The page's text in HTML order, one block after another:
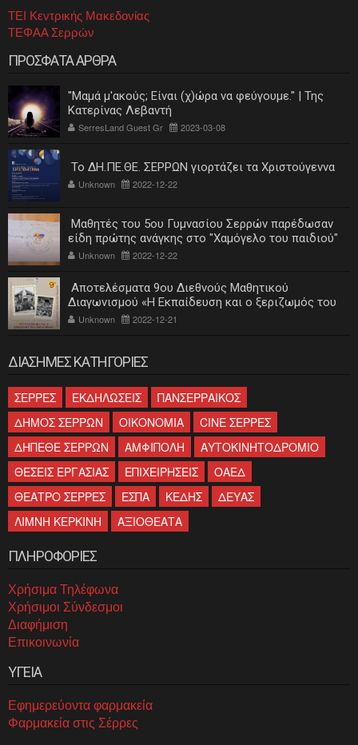
ΤΕΙ Κεντρικής Μακεδονίας
ΤΕΦΑΑ Σερρών
ΠΡΟΣΦΑΤΑ ΑΡΘΡΑ
"Μαμά μ'ακούς; Είναι (χ)ώρα να φεύγουμε." | Της
Κατερίνας Λεβαντή
SerresLand Guest Gr 2023-03-08
Το ΔΗ.ΠΕ.ΘΕ. ΣΕΡΡΩΝ γιορτάζει τα Χριστούγεννα
Unknown 2022-12-22
Μαθητές του 5ου Γυμνασίου Σερρών παρέδωσαν
είδη πρώτης ανάγκης στο "Χαμόγελο του παιδιού"
Unknown 2022-12-22
Αποτελέσματα 9ου Διεθνούς Μαθητικού
Διαγωνισμού «Η Εκπαίδευση και ο ξεριζωμός του
ελληνισμού»
Unknown 2022-12-21
ΔΙΑΣΗΜΕΣ ΚΑΤΗΓΟΡΙΕΣ
ΣΕΡΡΕΣ ΕΚΔΗΛΩΣΕΙΣ
ΠΑΝΣΕΡΡΑΙΚΟΣ
ΔΗΜΟΣ ΣΕΡΡΩΝ
ΟΙΚΟΝΟΜΙΑ
CINE ΣΕΡΡΕΣ
ΔΗΠΕΘΕ ΣΕΡΡΩΝ
ΑΜΦΙΠΟΛΗ
ΑΥΤΟΚΙΝΗΤΟΔΡΟΜΙΟ
ΘΕΣΕΙΣ ΕΡΓΑΣΙΑΣ
ΕΠΙΧΕΙΡΗΣΕΙΣ
ΟΑΕΔ
ΘΕΑΤΡΟ ΣΕΡΡΕΣ
ΕΣΠΑ ΚΕΔΗΣ
ΔΕΥΑΣ
ΛΙΜΝΗ ΚΕΡΚΙΝΗ
ΑΞΙΟΘΕΑΤΑ
ΠΛΗΡΟΦΟΡΙΕΣ
Χρήσιμα Τηλέφωνα
Χρήσιμοι Σύνδεσμοι
Διαφήμιση
Επικοινωνία
ΥΓΕΙΑ
Εφημερεύοντα φαρμακεία
Φαρμακεία στις Σέρρες